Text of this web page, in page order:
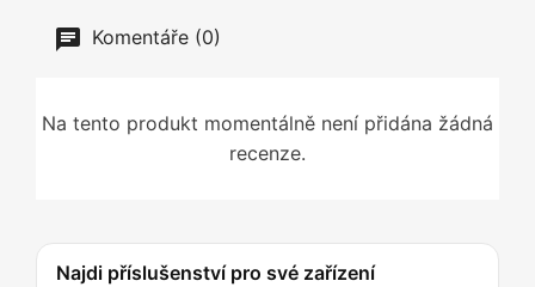
Komentáře (0)
Na tento produkt momentálně není přidána žádná
recenze.
Najdi příslušenství pro své zařízení